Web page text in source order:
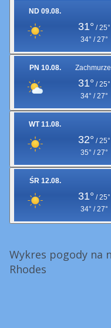
ND 09.08.
31° / 25°
34° / 27°
PN 10.08.
31° / 25°
34° / 27°
WT 11.08.
32° / 25°
35° / 27°
ŚR 12.08.
31° / 25°
34° / 27°
Wykres pogody na
Rhodes